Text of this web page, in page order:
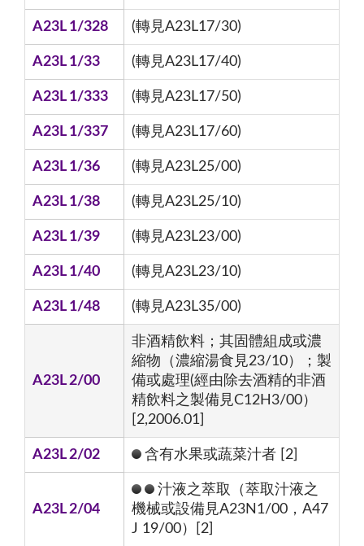
A23L 1/328 (轉見A23L17/30)
A23L 1/33 (轉見A23L17/40)
A23L 1/333 (轉見A23L17/50)
A23L 1/337 (轉見A23L17/60)
A23L 1/36 (轉見A23L25/00)
A23L 1/38 (轉見A23L25/10)
A23L 1/39 (轉見A23L23/00)
A23L 1/40 (轉見A23L23/10)
A23L 1/48 (轉見A23L35/00)
A23L 2/00
非酒精飲料；其固體組成或濃
縮物（濃縮湯食見23/10）；製
備或處理(經由除去酒精的非酒
精飲料之製備見C12H3/00）
[2,2006.01]
A23L 2/02 含有水果或蔬菜汁者 [2]
A23L 2/04
汁液之萃取（萃取汁液之
機械或設備見A23N1/00，A47
J 19/00）[2]